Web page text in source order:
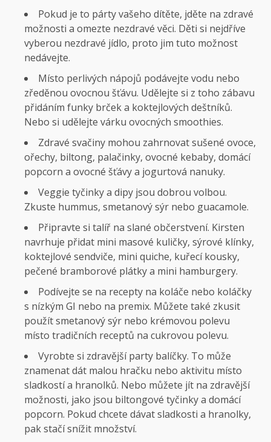
Pokud je to párty vašeho dítěte, jděte na zdravé
možnosti a omezte nezdravé věci. Děti si nejdříve
vyberou nezdravé jídlo, proto jim tuto možnost
nedávejte.
Místo perlivých nápojů podávejte vodu nebo
zředěnou ovocnou šťávu. Udělejte si z toho zábavu
přidáním funky brček a koktejlových deštníků.
Nebo si udělejte várku ovocných smoothies.
Zdravé svačiny mohou zahrnovat sušené ovoce,
ořechy, biltong, palačinky, ovocné kebaby, domácí
popcorn a ovocné šťávy a jogurtová nanuky.
Veggie tyčinky a dipy jsou dobrou volbou.
Zkuste hummus, smetanový sýr nebo guacamole.
Připravte si talíř na slané občerstvení. Kirsten
navrhuje přidat mini masové kuličky, sýrové klínky,
koktejlové sendviče, mini quiche, kuřecí kousky,
pečené bramborové plátky a mini hamburgery.
Podívejte se na recepty na koláče nebo koláčky
s nízkým GI nebo na premix. Můžete také zkusit
použít smetanový sýr nebo krémovou polevu
místo tradičních receptů na cukrovou polevu.
Vyrobte si zdravější party balíčky. To může
znamenat dát malou hračku nebo aktivitu místo
sladkostí a hranolků. Nebo můžete jít na zdravější
možnosti, jako jsou biltongové tyčinky a domácí
popcorn. Pokud chcete dávat sladkosti a hranolky,
pak stačí snížit množství.